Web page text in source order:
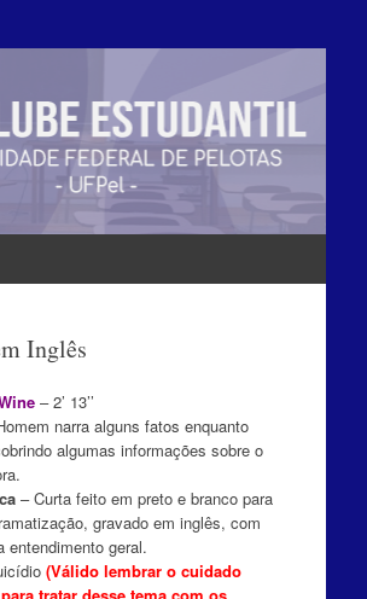
Inglês
– 2’ 13’’
narra alguns fatos enquanto
algumas informações sobre o
– Curta feito em preto e branco para
gravado em inglês, com
entendimento geral.
(Válido lembrar o cuidado
tratar desse tema com os